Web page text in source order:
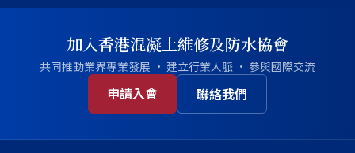
加入香港混凝土維修及防水協會
共同推動業界專業發展 · 建立行業人脈 · 參與國際交流
申請入會 聯絡我們